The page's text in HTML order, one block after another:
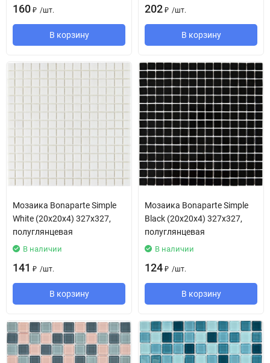
160 ₽ /шт.
В корзину
202 ₽ /шт.
В корзину
Мозаика Bonaparte Simple
White (20х20х4) 327х327,
полуглянцевая
В наличии
141 ₽ /шт.
В корзину
Мозаика Bonaparte Simple
Black (20х20х4) 327х327,
полуглянцевая
В наличии
124 ₽ /шт.
В корзину